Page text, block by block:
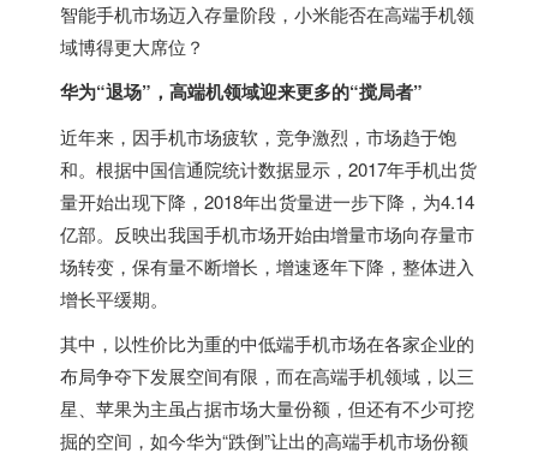
智能手机市场迈入存量阶段，小米能否在高端手机领
域博得更大席位？
华为“退场”，高端机领域迎来更多的“搅局者”
近年来，因手机市场疲软，竞争激烈，市场趋于饱
和。根据中国信通院统计数据显示，2017年手机出货
量开始出现下降，2018年出货量进一步下降，为4.14
亿部。反映出我国手机市场开始由增量市场向存量市
场转变，保有量不断增长，增速逐年下降，整体进入
增长平缓期。
其中，以性价比为重的中低端手机市场在各家企业的
布局争夺下发展空间有限，而在高端手机领域，以三
星、苹果为主虽占据市场大量份额，但还有不少可挖
掘的空间，如今华为“跌倒”让出的高端手机市场份额